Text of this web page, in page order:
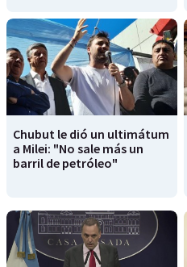
Chubut le dió un ultimátum
a Milei: "No sale más un
barril de petróleo"